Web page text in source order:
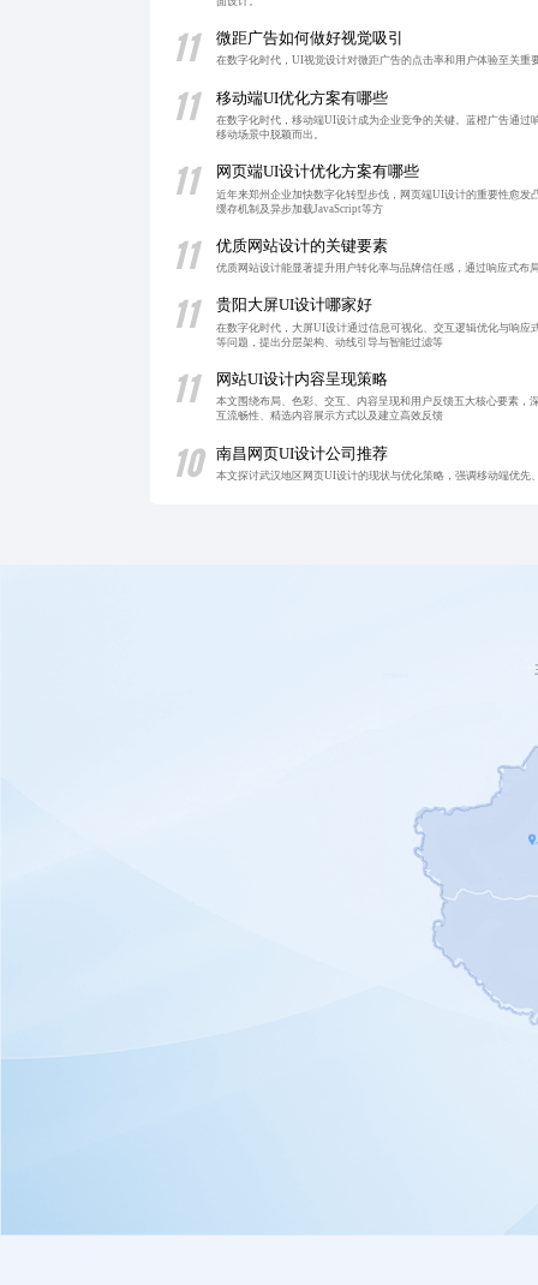
11 微距广告如何做好视觉吸引
在数字化时代，UI视觉设计对微距广告的点击率和用户体验至关
11 移动端UI优化方案有哪些
在数字化时代，移动端UI设计成为企业竞争的关键。蓝橙广告通
移动场景中脱颖而出。
11 网页端UI设计优化方案有哪些
近年来郑州企业加快数字化转型步伐，网页端UI设计的重要性愈
缓存机制及异步加载JavaScript等方
11 优质网站设计的关键要素
优质网站设计能显著提升用户转化率与品牌信任感，通过响应式
11 贵阳大屏UI设计哪家好
在数字化时代，大屏UI设计通过信息可视化、交互逻辑优化与响
等问题，提出分层架构、动线引导与智能过滤等
11 网站UI设计内容呈现策略
本文围绕布局、色彩、交互、内容呈现和用户反馈五大核心要素
互流畅性、精选内容展示方式以及建立高效反馈
10 南昌网页UI设计公司推荐
本文探讨武汉地区网页UI设计的现状与优化策略，强调移动端优